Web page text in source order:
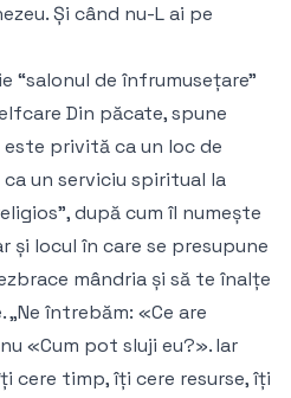
Și când nu-L ai pe
“salonul de înfrumusețare”
Din păcate, spune
privită ca un loc de
un serviciu spiritual la
după cum îl numește
și locul în care se presupune
mândria și să te înalțe
întrebăm: «Ce are
«Cum pot sluji eu?». Iar
cere timp, îți cere resurse, îți